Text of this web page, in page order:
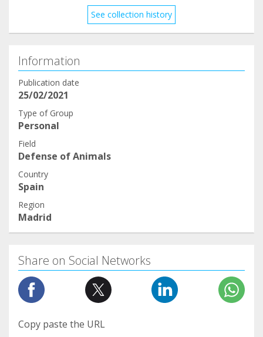
See collection history
Information
Publication date
25/02/2021
Type of Group
Personal
Field
Defense of Animals
Country
Spain
Region
Madrid
Share on Social Networks
Copy paste the URL